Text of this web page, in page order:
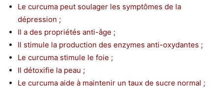
Le curcuma peut soulager les symptômes de la
dépression ;
Il a des propriétés anti-âge ;
Il stimule la production des enzymes anti-oxydantes ;
Le curcuma stimule le foie ;
Il détoxifie la peau ;
Le curcuma aide à maintenir un taux de sucre normal ;